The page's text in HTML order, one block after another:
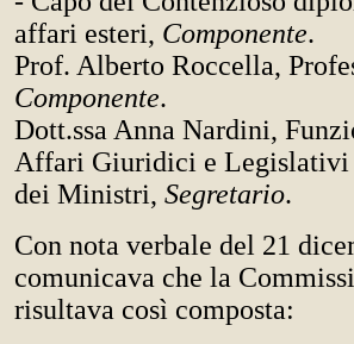
affari esteri, Componente.
Prof. Alberto Roccella,
Componente.
Dott.ssa Anna Nardini,
Affari Giuridici e Legislativi
dei Ministri, Segretario.
Con nota verbale del 21
comunicava che la
risultava così composta: